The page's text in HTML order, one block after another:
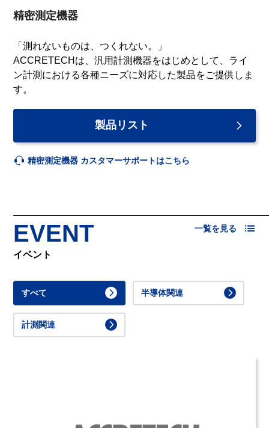
精密測定機器
「測れないものは、つくれない。」
ACCRETECHは、汎用計測機器をはじめとして、ライ
ン計測における各種ニーズに対応した製品をご提供しま
す。
製品リスト
精密測定機器 カスタマーサポートはこちら
EVENT
イベント
一覧を見る
すべて 半導体関連
計測関連